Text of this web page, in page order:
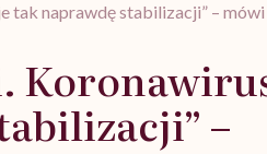
tak naprawdę stabilizacji” – mówi
–